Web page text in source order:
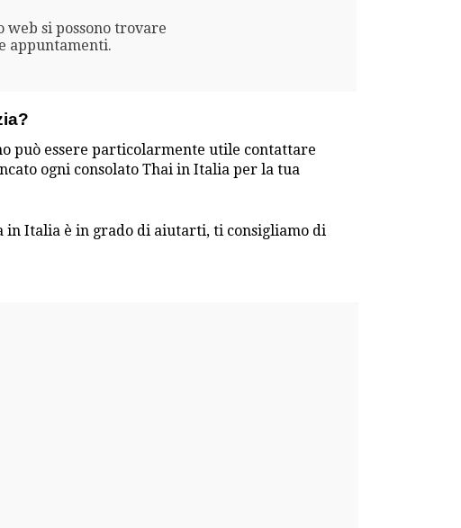
web si possono trovare
appuntamenti.
può essere particolarmente utile contattare
ogni consolato Thai in Italia per la tua
in Italia è in grado di aiutarti, ti consigliamo di